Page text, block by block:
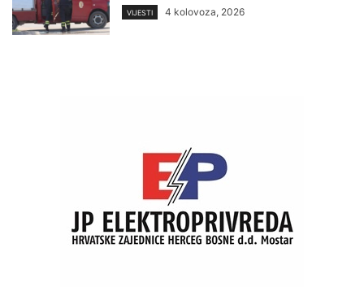
VIJESTI 4 kolovoza, 2026